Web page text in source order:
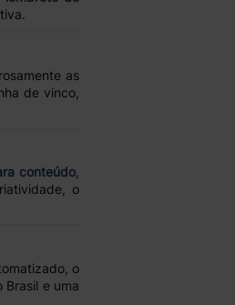
as
de vinco,
conteúdo
o
o
Brasil e uma